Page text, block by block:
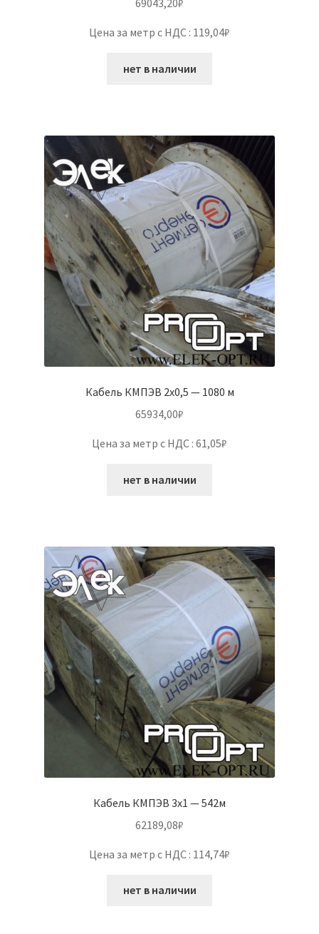
69043,20₽
Цена за метр с НДС : 119,04₽
нет в наличии
Кабель КМПЭВ 2х0,5 — 1080 м
65934,00₽
Цена за метр с НДС : 61,05₽
нет в наличии
Кабель КМПЭВ 3х1 — 542м
62189,08₽
Цена за метр с НДС : 114,74₽
нет в наличии